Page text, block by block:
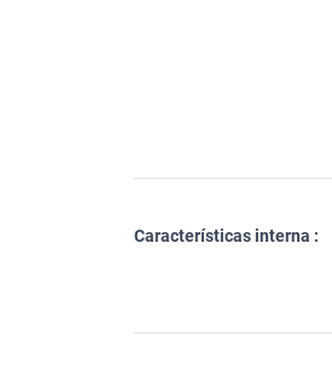
Características interna :